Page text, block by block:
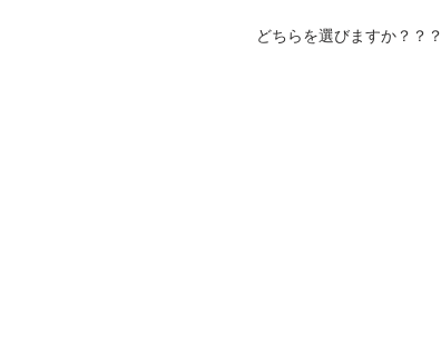
どちらを選びますか？？？